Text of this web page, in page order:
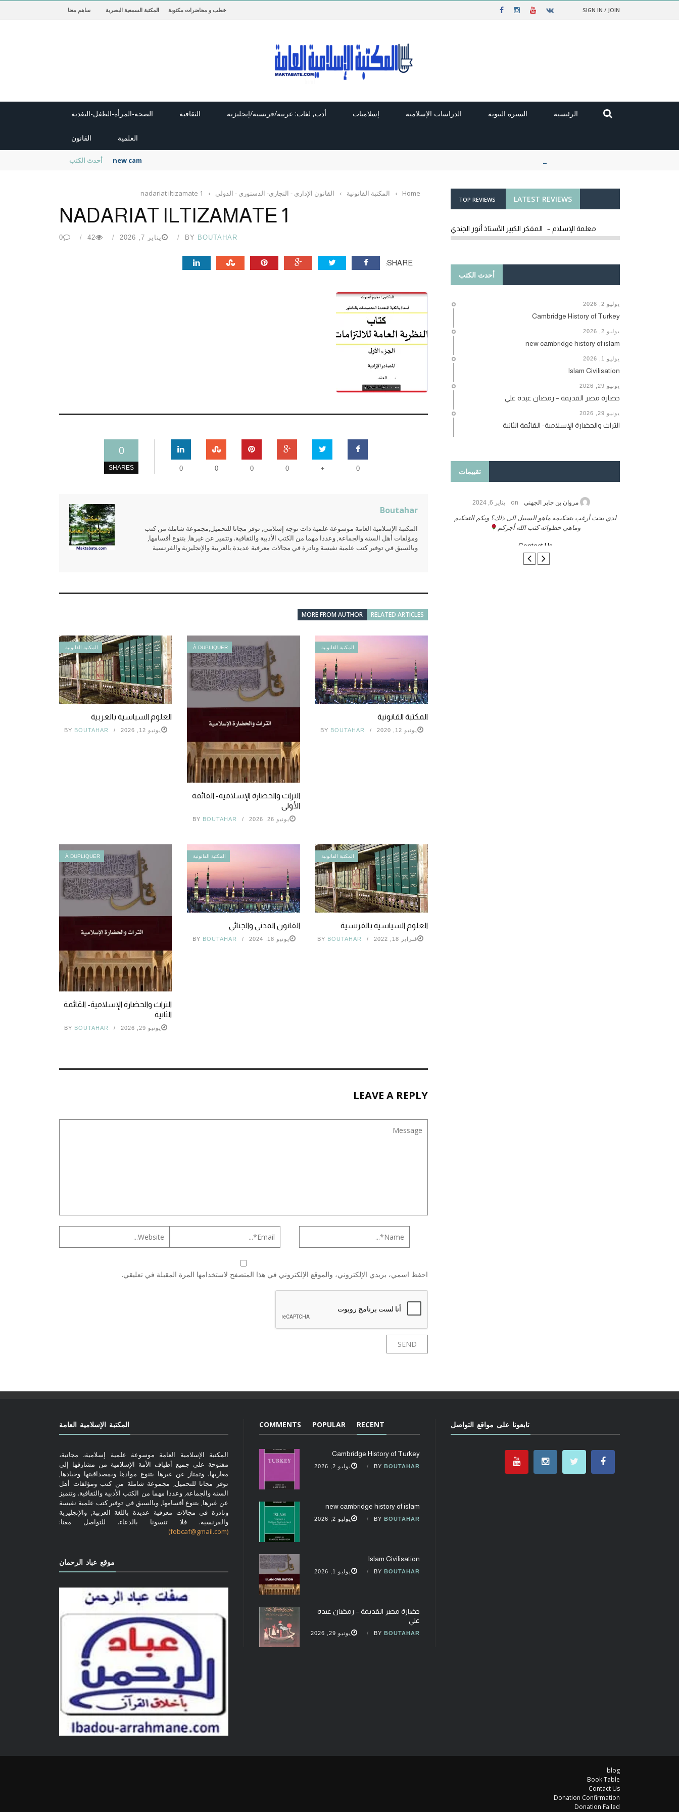
SIGN IN / JOIN خطب و محاضرات مكتوبة المكتبة السمعية البصرية ساهم معنا
الرئيسية السيرة النبوية الدراسات الإسلامية إسلاميات أدب, لغات: عربية/فرنسية/إنجليزية الثقافية الصحة-المرأة-الطفل-التغدية
العلمية القانون
أحدث الكتب new cambridge history of islam
Home
› المكتبة القانونية › القانون الإداري - التجاري- الدستوري - الدولي ›
nadariat iltizamate 1
NADARIAT ILTIZAMATE 1
BY BOUTAHAR يناير 7, 2026 42
0
SHARE:
0
SHARES 0
+
0
0
0
0
Boutahar
المكتبة الإسلامية العامة موسوعة علمية ذات توجه إسلامي, توفر مجانا للتحميل,مجموعة شاملة من كتب
ومؤلفات أهل السنة والجماعة, وعددا مهما من الكتب الأدبية والثقافية. وتتميز عن غيرها, بتنوع أقسامها,
وبالسبق في توفير كتب علمية نفيسة ونادرة في مجالات معرفية عديدة بالعربية والإنجليزية والفرنسية
RELATED ARTICLES
MORE FROM AUTHOR
المكتبة القانونية
العلوم السياسية بالعربية
يونيو 12, 2026 BY BOUTAHAR
À DUPLIQUER
التراث والحضارة الإسلامية- القائمة
الأولى
يونيو 26, 2026 BY BOUTAHAR
المكتبة القانونية
المكتبة القانونية
يونيو 12, 2020 BY BOUTAHAR
À DUPLIQUER
التراث والحضارة الإسلامية- القائمة
الثانية
يونيو 29, 2026 BY BOUTAHAR
المكتبة القانونية
القانون المدني والجنائي
يونيو 18, 2024 BY BOUTAHAR
المكتبة القانونية
العلوم السياسية بالفرنسية
فبراير 18, 2022 BY BOUTAHAR
LEAVE A REPLY
احفظ اسمي، بريدي الإلكتروني، والموقع الإلكتروني في هذا المتصفح لاستخدامها المرة المقبلة في تعليقي.
LATEST REVIEWS
TOP REVIEWS
معلمة الإسلام – المفكر الكبير الأستاذ أنور الجندي
أحدث الكتب
يوليو 2, 2026
Cambridge History of Turkey
يوليو 2, 2026
new cambridge history of islam
يوليو 1, 2026
Islam Civilisation
يونيو 29, 2026
حضارة مصر القديمة – رمضان عبده علي
يونيو 29, 2026
التراث والحضارة الإسلامية- القائمة الثانية
تقييمات
مروان بن جابر الجهني on يناير 6, 2024
لدي بحث أرغب بتحكيمه ماهو السبيل الى ذلك؟ وبكم التحكيم
وماهي خطواته كتب الله أجركم
Contact Us
المكتبة الإسلامية العامة
المكتبة الإسلامية العامة موسوعة علمية إسلامية، مجانية،
مفتوحة على جميع أطياف الأمة الإسلامية من مشارقها إلى
مغاربها، وتمتاز عن غيرها بتنوع موادها وبمصداقيتها وحيادها,
توفر مجانا للتحميل, مجموعة شاملة من كتب ومؤلفات أهل
السنة والجماعة, وعددا مهما من الكتب الأدبية والثقافية. وتتميز
عن غيرها, بتنوع أقسامها, وبالسبق في توفير كتب علمية نفيسة
ونادرة في مجالات معرفية عديدة باللغة العربية, والإنجليزية
والفرنسية. فلا تنسونا بالدعاء. للتواصل معنا:
(fobcaf@gmail.com)
موقع عباد الرحمان
RECENT
POPULAR
COMMENTS
Cambridge History of Turkey
BY BOUTAHAR يوليو 2, 2026
new cambridge history of islam
BY BOUTAHAR يوليو 2, 2026
Islam Civilisation
BY BOUTAHAR يوليو 1, 2026
حضارة مصر القديمة – رمضان عبده
علي
BY BOUTAHAR يونيو 29, 2026
تابعونا على مواقع التواصل
blog
Book Table
Contact Us
Donation Confirmation
Donation Failed